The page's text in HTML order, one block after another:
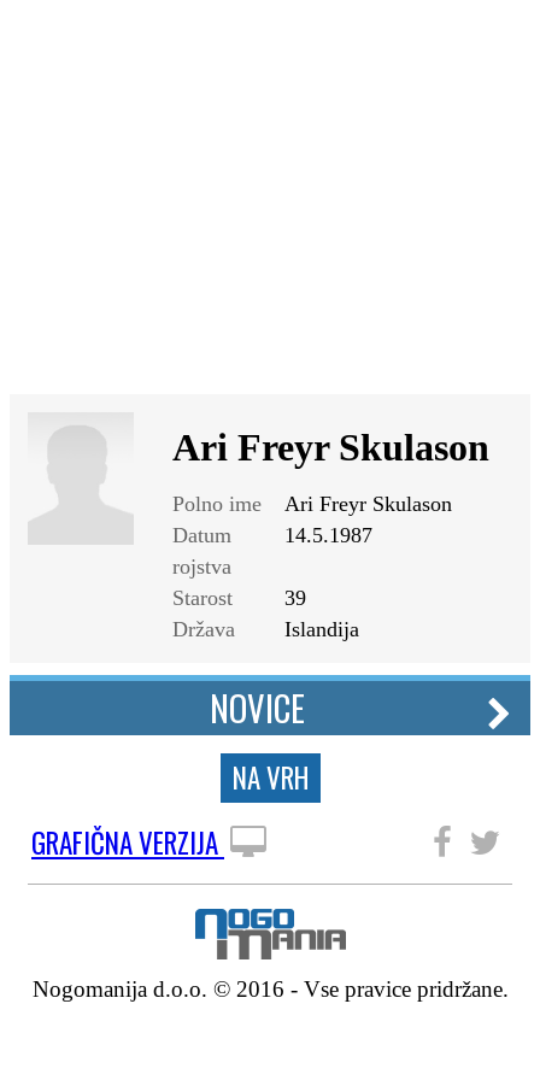
Ari Freyr Skulason
Polno ime
Ari Freyr Skulason
Datum
rojstva
14.5.1987
Starost
39
Država
Islandija
NOVICE
NA VRH
GRAFIČNA VERZIJA
Nogomanija d.o.o. © 2016 - Vse pravice pridržane.